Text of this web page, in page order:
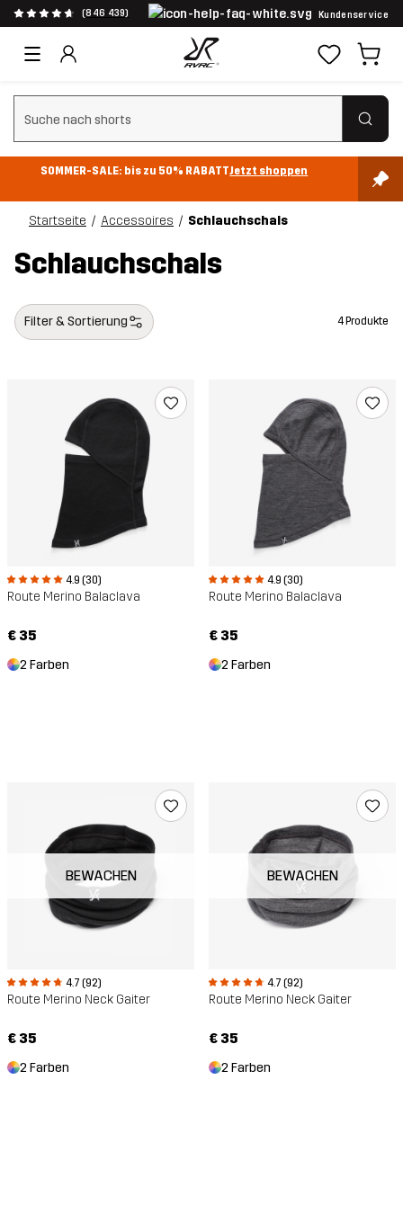
(846 439) Kundenservice
Suchfilter löschen
SOMMER-SALE: bis zu 50% RABATTJetzt shoppen
Startseite Accessoires Schlauchschals
Schlauchschals
Filter & Sortierung 4 Produkte
4.9 (30)
Route Merino Balaclava
€ 35
2 Farben
4.9 (30)
Route Merino Balaclava
€ 35
2 Farben
BEWACHEN
4.7 (92)
Route Merino Neck Gaiter
€ 35
2 Farben
BEWACHEN
4.7 (92)
Route Merino Neck Gaiter
€ 35
2 Farben